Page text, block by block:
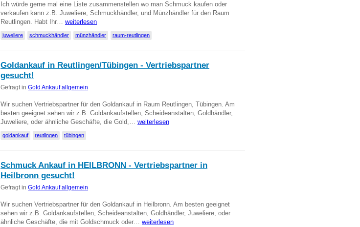
Ich würde gerne mal eine Liste zusammenstellen wo man Schmuck kaufen oder
verkaufen kann z.B. Juweliere, Schmuckhändler, und Münzhändler für den Raum
Reutlingen. Habt Ihr… weiterlesen
juweliere schmuckhändler münzhändler raum-reutlingen
Goldankauf in Reutlingen/Tübingen - Vertriebspartner
gesucht!
Gefragt in Gold Ankauf allgemein
Wir suchen Vertriebspartner für den Goldankauf in Raum Reutlingen, Tübingen. Am
besten geeignet sehen wir z.B. Goldankaufstellen, Scheideanstalten, Goldhändler,
Juweliere, oder ähnliche Geschäfte, die Gold,… weiterlesen
goldankauf reutlingen tübingen
Schmuck Ankauf in HEILBRONN - Vertriebspartner in
Heilbronn gesucht!
Gefragt in Gold Ankauf allgemein
Wir suchen Vertriebspartner für den Goldankauf in Heilbronn. Am besten geeignet
sehen wir z.B. Goldankaufstellen, Scheideanstalten, Goldhändler, Juweliere, oder
ähnliche Geschäfte, die mit Goldschmuck oder… weiterlesen